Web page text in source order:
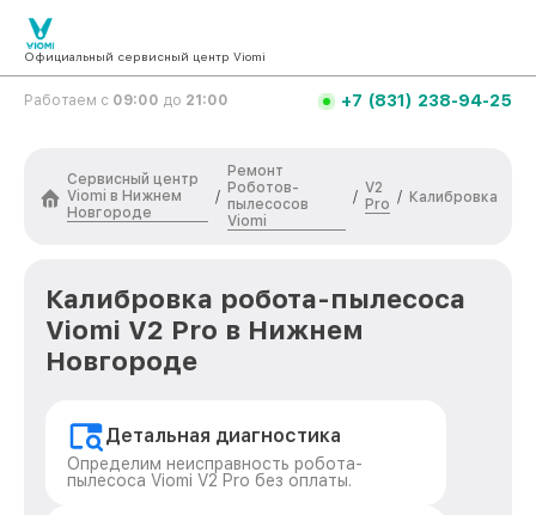
Официальный сервисный центр Viomi
Работаем с 09:00 до 21:00 +7 (831) 238-94-25
Сервисный центр
Viomi в Нижнем
Новгороде
/
Ремонт
Роботов-
пылесосов
Viomi
/
V2
Pro / Калибровка
Калибровка робота-пылесоса
Viomi V2 Pro в Нижнем
Новгороде
Детальная диагностика
Определим неисправность робота-
пылесоса Viomi V2 Pro без оплаты.